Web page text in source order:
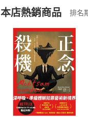
‧語音、影片摘要知識
＊生活應用全方位升級
‧ 整合旅遊資訊、LINE
‧ NotebookLM高質感
＊行動力大提升：
‧ 隨身App讓你隨時匯
(二)消費者訂購
且已下載/存取電
退貨方式：您欲取
貨」，本店鋪將依
請注意，樂天市場
挑選商品
Choose
購書後，如何
Step1.選擇
本店熱銷商品 排名